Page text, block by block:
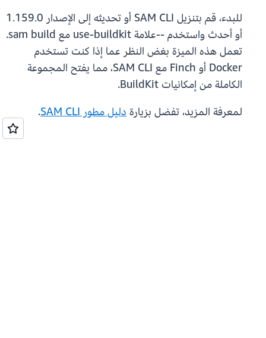
للبدء، قم بتنزيل SAM CLI أو تحديثه إلى الإصدار 1.159.0
أو أحدث واستخدم --علامة use-buildkit مع sam build.
تعمل هذه الميزة بغض النظر عما إذا كنت تستخدم
Docker أو Finch مع SAM CLI، مما يفتح المجموعة
الكاملة من إمكانيات BuildKit.
لمعرفة المزيد، تفضل بزيارةدليل مطور SAM CLI .